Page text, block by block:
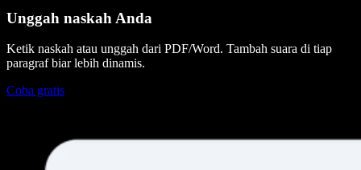
Unggah naskah Anda
Ketik naskah atau unggah dari PDF/Word. Tambah suara di tiap
paragraf biar lebih dinamis.
Coba gratis